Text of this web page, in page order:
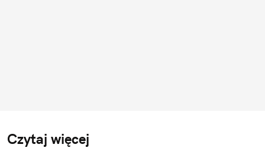
Czytaj więcej